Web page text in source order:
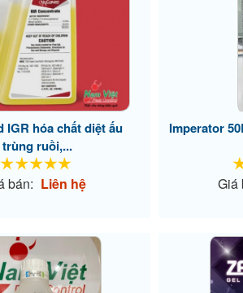
IGR hóa chất diệt ấu
trùng ruồi,...
bán: Liên hệ
Imperator
Giá